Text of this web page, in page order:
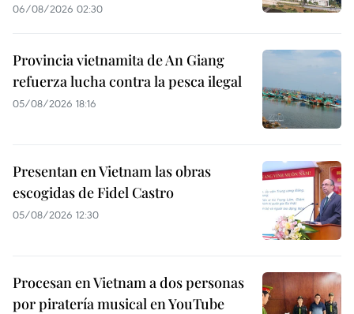
06/08/2026 02:30
Provincia vietnamita de An Giang
refuerza lucha contra la pesca ilegal
05/08/2026 18:16
Presentan en Vietnam las obras
escogidas de Fidel Castro
05/08/2026 12:30
Procesan en Vietnam a dos personas
por piratería musical en YouTube